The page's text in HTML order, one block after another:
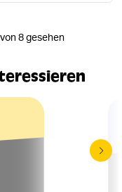
8 gesehen